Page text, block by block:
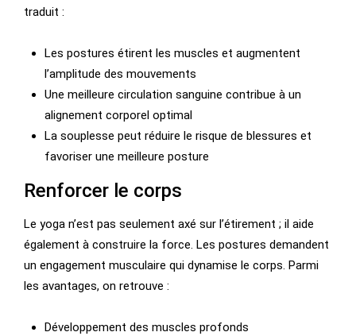
traduit :
Les postures étirent les muscles et augmentent
l’amplitude des mouvements
Une meilleure circulation sanguine contribue à un
alignement corporel optimal
La souplesse peut réduire le risque de blessures et
favoriser une meilleure posture
Renforcer le corps
Le yoga n’est pas seulement axé sur l’étirement ; il aide
également à construire la force. Les postures demandent
un engagement musculaire qui dynamise le corps. Parmi
les avantages, on retrouve :
Développement des muscles profonds